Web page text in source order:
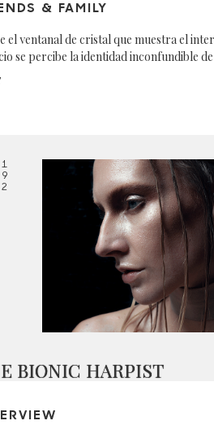
& FAMILY
el ventanal de cristal que muestra el
se percibe la identidad inconfundible
1
9
2
BIONIC HARPIST